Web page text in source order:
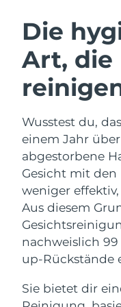
Die
Art, die
Wusstest du,
einem Jahr
abgestorbene
Gesicht mit den
weniger
Aus diesem
nachweislich
up-Rückstände
Sie bietet dir
Gesichtsreinigung
Anti-
For
Hydratisierung
Deep
device
issa™
Hybrid
FAQ™ ANTI-
Anti-aging
Österreich
Bahrain
Belgien
Bermuda
Bosnien und
Herzegowina
Brunei
Bulgarien